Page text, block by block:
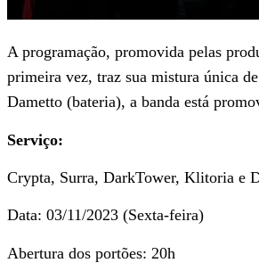
A programação, promovida pelas
primeira vez, traz sua mistura única
Dametto (bateria), a banda está
Serviço:
Crypta, Surra, DarkTower, Klitoria e
Data: 03/11/2023 (Sexta-feira)
Abertura dos portões: 20h